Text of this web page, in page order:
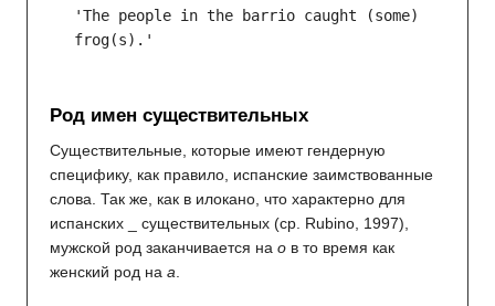
'The people in the barrio caught (some)
frog(s).'
Род имен существительных
Существительные, которые имеют гендерную
специфику, как правило, испанские заимствованные
слова. Так же, как в илокано, что характерно для
испанских _ существительных (ср. Rubino, 1997),
мужской род заканчивается на о в то время как
женский род на a